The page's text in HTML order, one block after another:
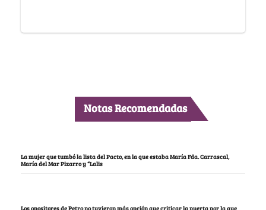
Notas Recomendadas
La mujer que tumbó la lista del Pacto, en la que estaba María Fda. Carrascal,
María del Mar Pizarro y “Lalis
Los opositores de Petro no tuvieron más opción que criticar la puerta por la que